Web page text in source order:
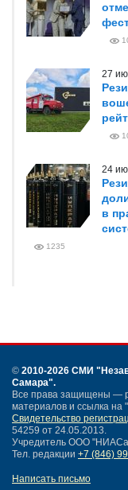
27
24
в
1235
© 2010-2026 СМИ
Самара".
Все права защищены —
материалов и ссылка
Свидетельство
54259 от 24.05.2013.
Учредитель ООО
Тел. редакции +7 (846)
Написать письмо